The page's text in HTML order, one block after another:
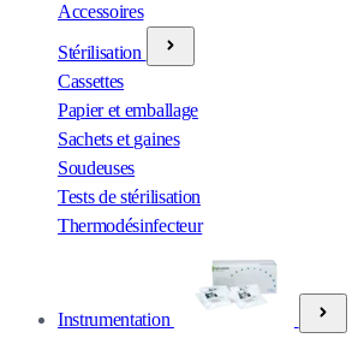
Accessoires
Stérilisation
Cassettes
Papier et emballage
Sachets et gaines
Soudeuses
Tests de stérilisation
Thermodésinfecteur
Instrumentation